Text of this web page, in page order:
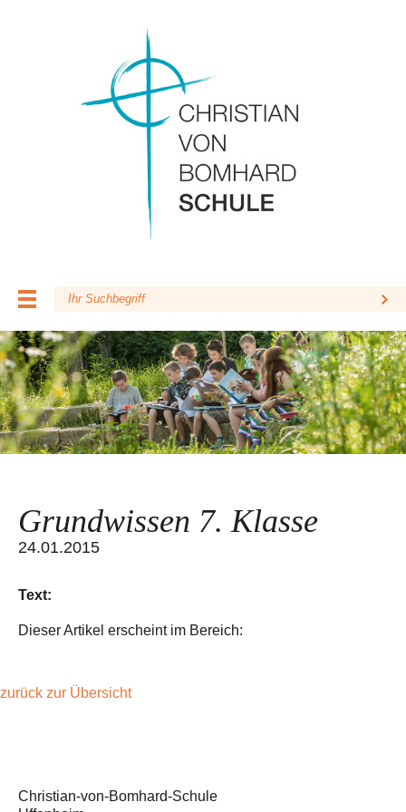
Grundwissen 7. Klasse
24.01.2015
Text:
Dieser Artikel erscheint im Bereich:
zurück zur Übersicht
Christian-von-Bomhard-Schule